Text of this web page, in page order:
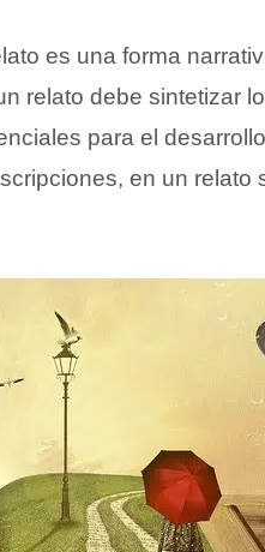
es una forma
relato debe sintetizar
para el
en un relato